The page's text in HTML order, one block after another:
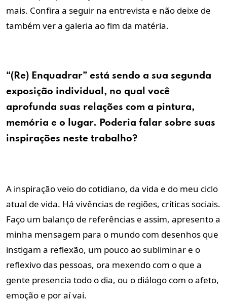
mais. Confira a seguir na entrevista e não deixe de
também ver a galeria ao fim da matéria.
“(Re) Enquadrar” está sendo a sua segunda
exposição individual, no qual você
aprofunda suas relações com a pintura,
memória e o lugar. Poderia falar sobre suas
inspirações neste trabalho?
A inspiração veio do cotidiano, da vida e do meu ciclo
atual de vida. Há vivências de regiões, críticas sociais.
Faço um balanço de referências e assim, apresento a
minha mensagem para o mundo com desenhos que
instigam a reflexão, um pouco ao subliminar e o
reflexivo das pessoas, ora mexendo com o que a
gente presencia todo o dia, ou o diálogo com o afeto,
emoção e por aí vai.